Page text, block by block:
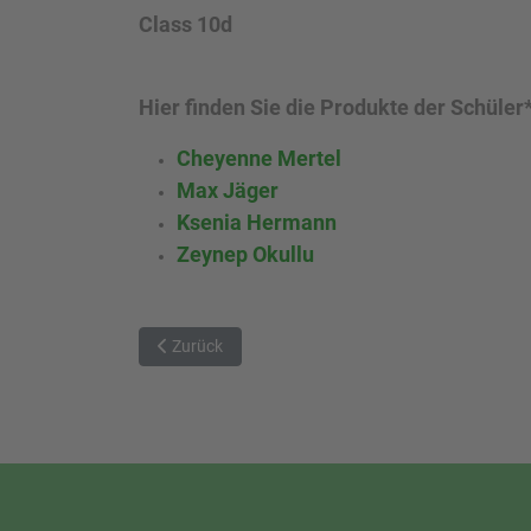
Class 10d
Hier finden Sie die Produkte der
Cheyenne Mertel
Max Jäger
Ksenia Hermann
Zeynep Okullu
Vorheriger Beitrag: Auf Entdeckungstour in der
Zurück